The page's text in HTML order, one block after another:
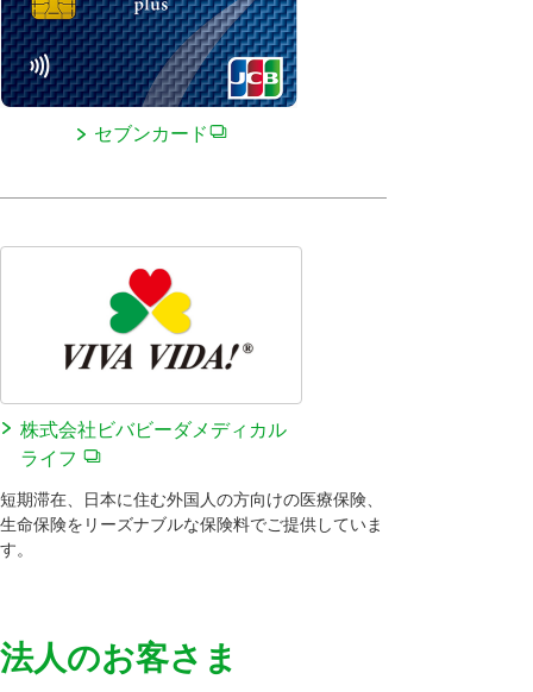
セブンカード
株式会社ビバビーダメディカル
ライフ
短期滞在、日本に住む外国人の方向けの医療保険、
生命保険をリーズナブルな保険料でご提供していま
す。
法人のお客さま